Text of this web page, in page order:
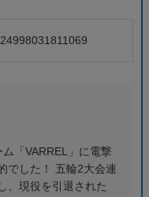
「VARREL」に電撃
でした！ 五輪2大会連
、現役を引退された